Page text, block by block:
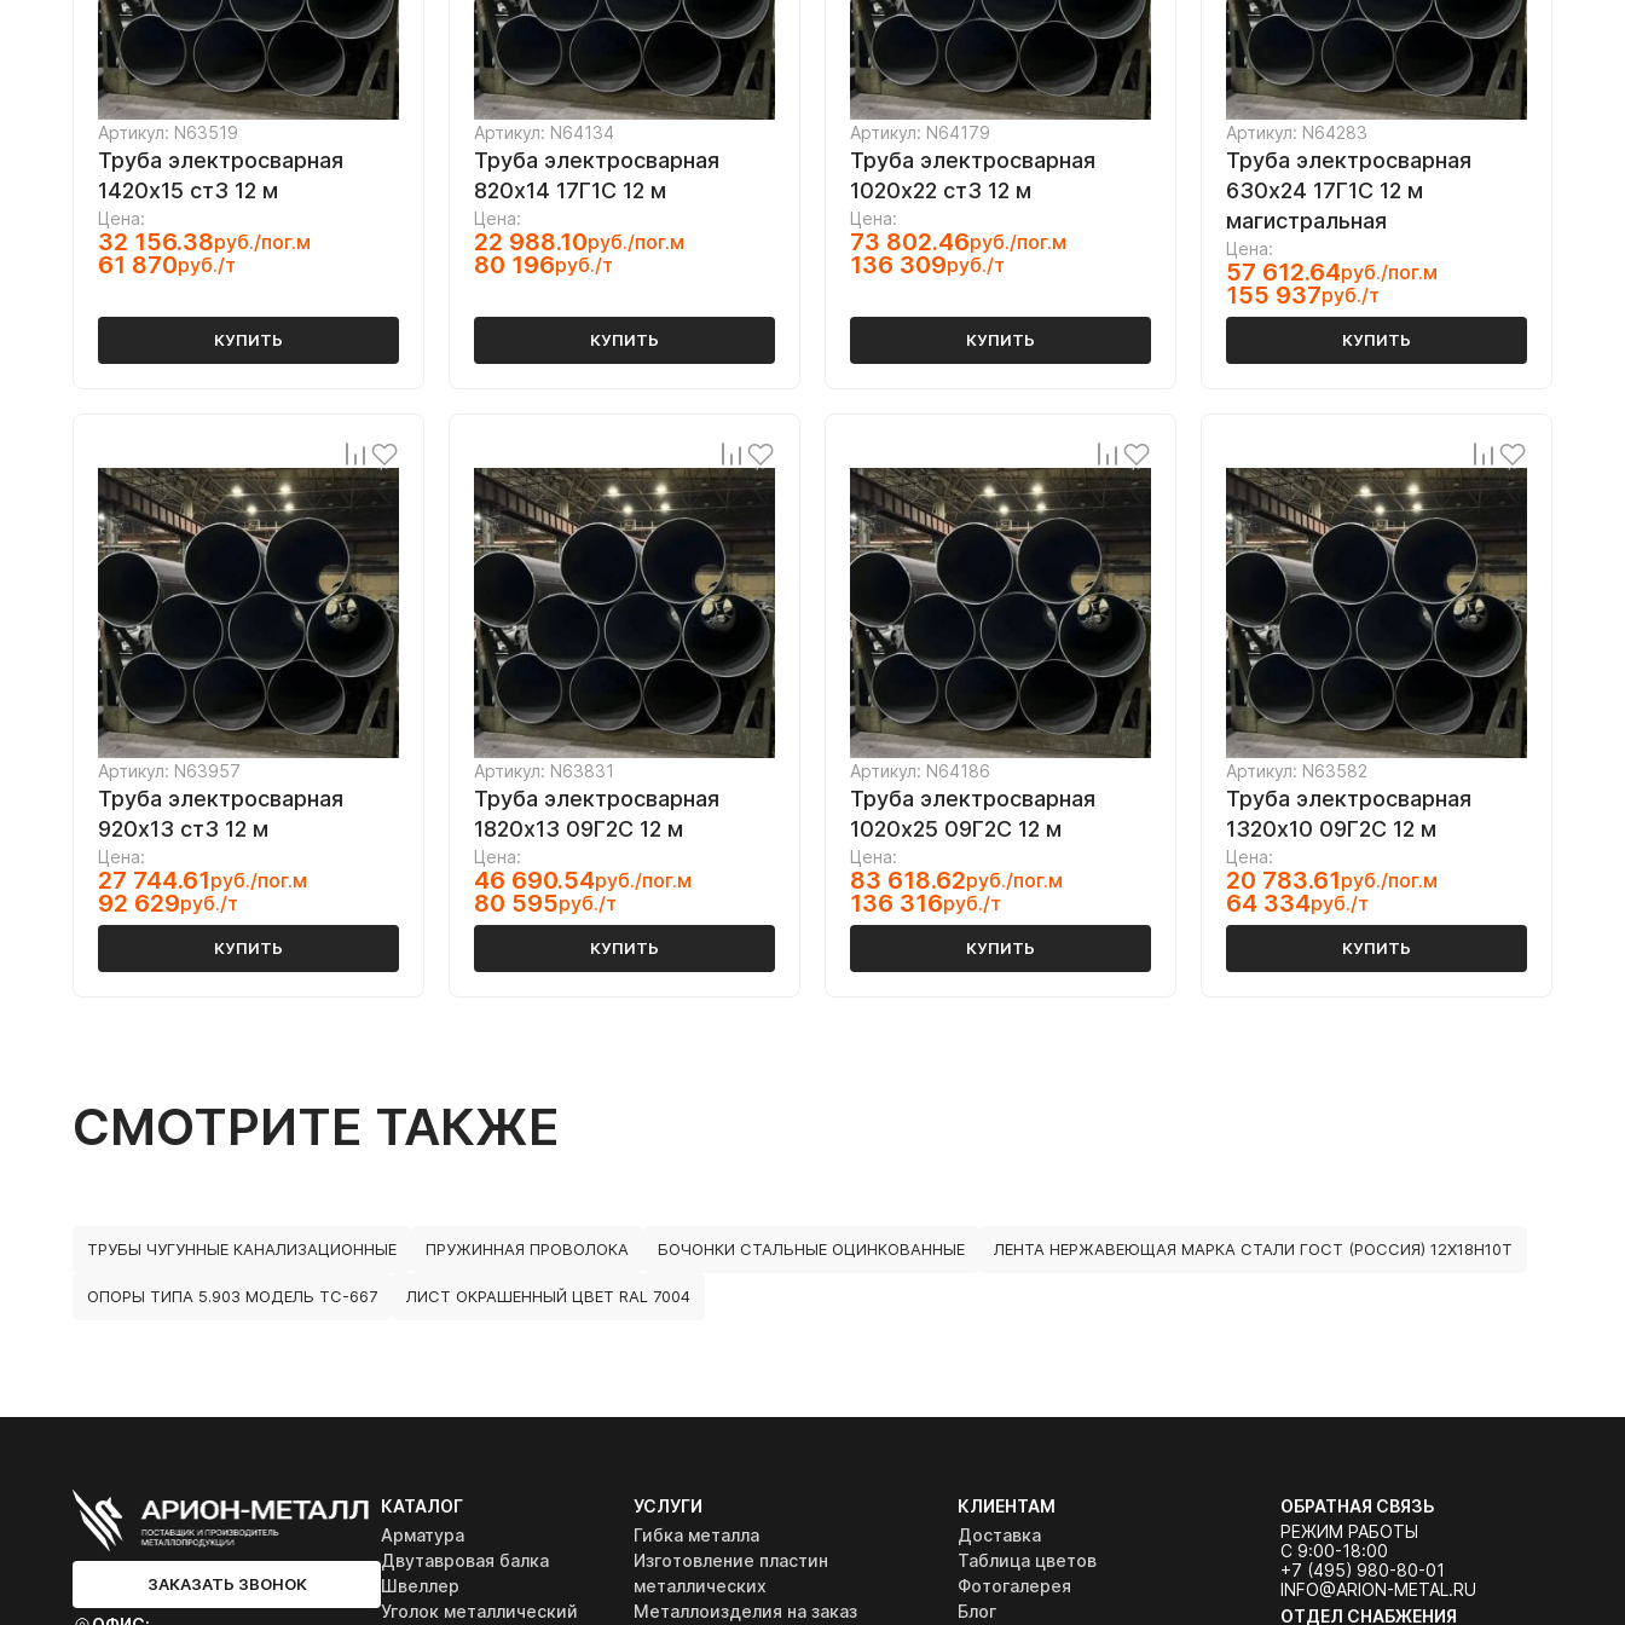
Артикул: N63519
Труба электросварная
1420х15 ст3 12 м
Цена:
32 156.38руб./пог.м
61 870руб./т
КУПИТЬ
Артикул: N64134
Труба электросварная
820х14 17Г1С 12 м
Цена:
22 988.10руб./пог.м
80 196руб./т
КУПИТЬ
Артикул: N64179
Труба электросварная
1020х22 ст3 12 м
Цена:
73 802.46руб./пог.м
136 309руб./т
КУПИТЬ
Артикул: N64283
Труба электросварная
630х24 17Г1С 12 м
магистральная
Цена:
57 612.64руб./пог.м
155 937руб./т
КУПИТЬ
Артикул: N63957
Труба электросварная
920х13 ст3 12 м
Цена:
27 744.61руб./пог.м
92 629руб./т
КУПИТЬ
Артикул: N63831
Труба электросварная
1820х13 09Г2С 12 м
Цена:
46 690.54руб./пог.м
80 595руб./т
КУПИТЬ
Артикул: N64186
Труба электросварная
1020х25 09Г2С 12 м
Цена:
83 618.62руб./пог.м
136 316руб./т
КУПИТЬ
Артикул: N63582
Труба электросварная
1320х10 09Г2С 12 м
Цена:
20 783.61руб./пог.м
64 334руб./т
КУПИТЬ
СМОТРИТЕ ТАКЖЕ
ТРУБЫ ЧУГУННЫЕ КАНАЛИЗАЦИОННЫЕ ПРУЖИННАЯ ПРОВОЛОКА БОЧОНКИ СТАЛЬНЫЕ ОЦИНКОВАННЫЕ ЛЕНТА НЕРЖАВЕЮЩАЯ МАРКА СТАЛИ ГОСТ (РОССИЯ) 12Х18Н10Т
ОПОРЫ ТИПА 5.903 МОДЕЛЬ ТС-667 ЛИСТ ОКРАШЕННЫЙ ЦВЕТ RAL 7004
ЗАКАЗАТЬ ЗВОНОК
КАТАЛОГ
Арматура
Двутавровая балка
Швеллер
Уголок металлический
УСЛУГИ
Гибка металла
Изготовление пластин
металлических
Металлоизделия на заказ
КЛИЕНТАМ
Доставка
Таблица цветов
Фотогалерея
Блог
ОБРАТНАЯ СВЯЗЬ
РЕЖИМ РАБОТЫ
С 9:00-18:00
+7 (495) 980-80-01
INFO@ARION-METAL.RU
ОТДЕЛ СНАБЖЕНИЯ